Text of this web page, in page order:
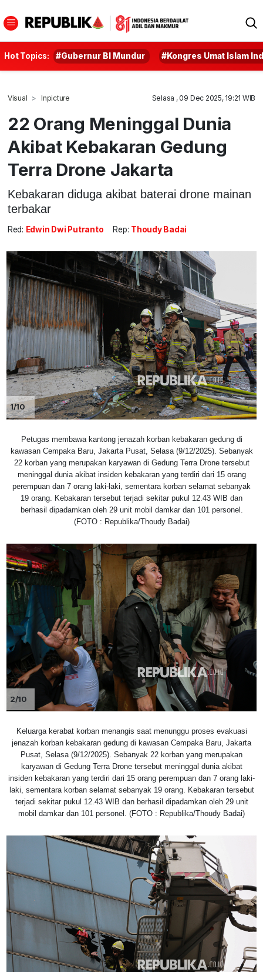
Hot Topics: #Gubernur BI Mundur #Kongres Umat Islam
Visual Inpicture Selasa , 09 Dec 2025, 19:21 WIB
22 Orang Meninggal Dunia
Akibat Kebakaran Gedung
Terra Drone Jakarta
Kebakaran diduga akibat baterai drone mainan
terbakar
Red: Edwin Dwi Putranto Rep: Thoudy Badai
1/10
Petugas membawa kantong jenazah korban kebakaran gedung di
kawasan Cempaka Baru, Jakarta Pusat, Selasa (9/12/2025). Sebanyak
22 korban yang merupakan karyawan di Gedung Terra Drone tersebut
meninggal dunia akibat insiden kebakaran yang terdiri dari 15 orang
perempuan dan 7 orang laki-laki, sementara korban selamat sebanyak
19 orang. Kebakaran tersebut terjadi sekitar pukul 12.43 WIB dan
berhasil dipadamkan oleh 29 unit mobil damkar dan 101 personel.
(FOTO : Republika/Thoudy Badai)
2/10
Keluarga kerabat korban menangis saat menunggu proses evakuasi
jenazah korban kebakaran gedung di kawasan Cempaka Baru, Jakarta
Pusat, Selasa (9/12/2025). Sebanyak 22 korban yang merupakan
karyawan di Gedung Terra Drone tersebut meninggal dunia akibat
insiden kebakaran yang terdiri dari 15 orang perempuan dan 7 orang laki-
laki, sementara korban selamat sebanyak 19 orang. Kebakaran tersebut
terjadi sekitar pukul 12.43 WIB dan berhasil dipadamkan oleh 29 unit
mobil damkar dan 101 personel. (FOTO : Republika/Thoudy Badai)